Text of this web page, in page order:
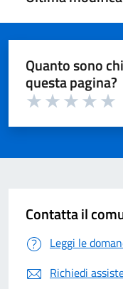
Quanto sono
questa pagina?
Contatta il
Leggi le
Richiedi